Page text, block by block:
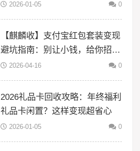
2026-01-05 0
【麒麟收】支付宝红包套装变现
避坑指南：别让小钱，给你招来
大风险
2026-04-16 0
2026礼品卡回收攻略：年终福利
礼品卡闲置？这样变现超省心
2026-01-05 0